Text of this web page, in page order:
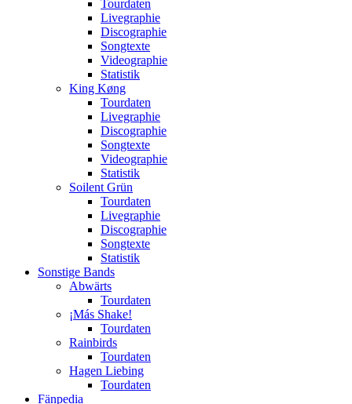
Tourdaten
Livegraphie
Discographie
Songtexte
Videographie
Statistik
King Køng
Tourdaten
Livegraphie
Discographie
Songtexte
Videographie
Statistik
Soilent Grün
Tourdaten
Livegraphie
Discographie
Songtexte
Statistik
Sonstige Bands
Abwärts
Tourdaten
¡Más Shake!
Tourdaten
Rainbirds
Tourdaten
Hagen Liebing
Tourdaten
Fänpedia